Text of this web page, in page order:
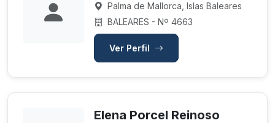
Palma de Mallorca, Islas Baleares
BALEARES - Nº 4663
Ver Perfil
Elena Porcel Reinoso